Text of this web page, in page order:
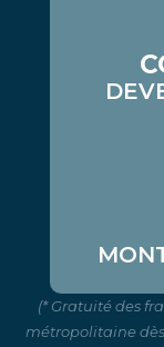
(* Gratuité des
métropolitaine